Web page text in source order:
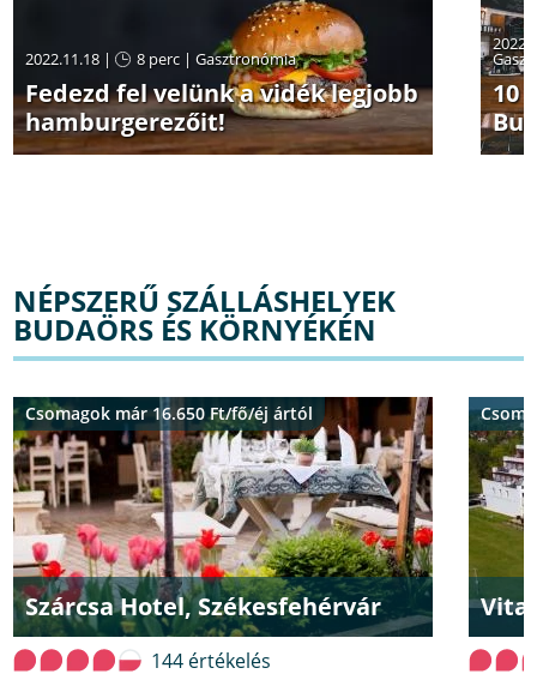
2022.11.18 | 8 perc |Gasztronómia
Fedezd fel velünk a vidék legjobb
hamburgerezőit!
10
NÉPSZERŰ SZÁLLÁSHELYEK
BUDAÖRS ÉS KÖRNYÉKÉN
Szárcsa Hotel, Székesfehérvár
Csomagok már 16.650 Ft/fő/éj ártól
144 értékelés